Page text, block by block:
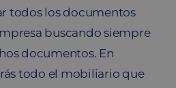
todos los documentos
buscando siempre
documentos. En
todo el mobiliario que